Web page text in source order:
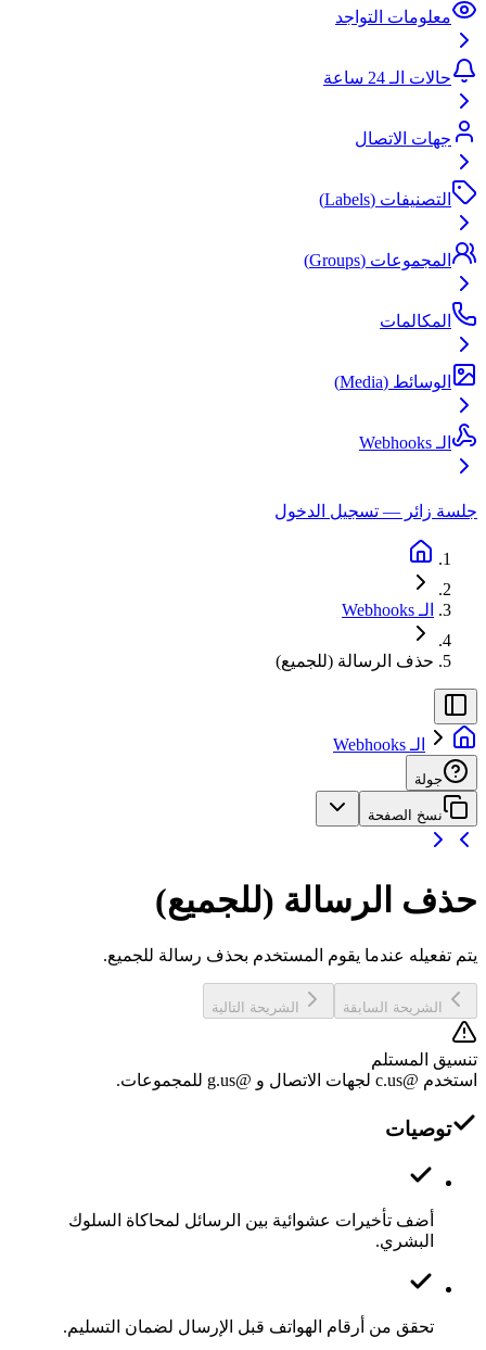
معلومات التواجد
حالات الـ 24 ساعة
جهات الاتصال
التصنيفات (Labels)
المجموعات (Groups)
المكالمات
الوسائط (Media)
الـ Webhooks
جلسة زائر — تسجيل الدخول
الـ Webhooks
حذف الرسالة (للجميع)
الـ Webhooks
جولة
نسخ الصفحة
حذف الرسالة (للجميع)
يتم تفعيله عندما يقوم المستخدم بحذف رسالة للجميع.
الشريحة السابقة الشريحة التالية
تنسيق المستلم
استخدم @c.us لجهات الاتصال و @g.us للمجموعات.
توصيات
أضف تأخيرات عشوائية بين الرسائل لمحاكاة السلوك
البشري.
تحقق من أرقام الهواتف قبل الإرسال لضمان التسليم.